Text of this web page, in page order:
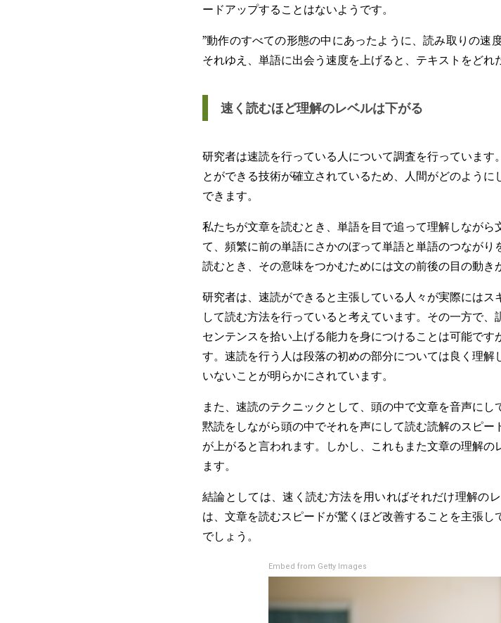
ードアップすることはないようです。
”動作のすべての形態の中にあったように、読み取りの速
それゆえ、単語に出会う速度を上げると、テキストをど
速く読むほど理解のレベルは下がる
研究者は速読を行っている人について調査を行っていま
とができる技術が確立されているため、人間がどのよう
できます。
私たちが文章を読むとき、単語を目で追って理解しなが
て、頻繁に前の単語にさかのぼって単語と単語のつなが
読むとき、その意味をつかむためには文の前後の目の動き
研究者は、速読ができると主張している人々が実際には
して読む方法を行っていると考えています。その一方で
センテンスを拾い上げる能力を身につけることは可能で
す。速読を行う人は段落の初めの部分については良く理
いないことが明らかにされています。
また、速読のテクニックとして、頭の中で文章を音声にし
黙読をしながら頭の中でそれを声にして読む読解のスピ
が上がると言われます。しかし、これもまた文章の理解
ます。
結論としては、速く読む方法を用いればそれだけ理解の
は、文章を読むスピードが驚くほど改善することを主張
でしょう。
Embed from Getty Images